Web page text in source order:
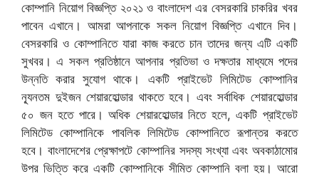
কোম্পানি নিয়োগ বিজ্ঞপ্তি ২০২১ ও বাংলাদেশ এর বেসরকারি চাকরির খবর
পাবেন এখানে। আমরা আপনাকে সকল নিয়োগ বিজ্ঞপ্তি এখানে দিব।
বেসরকারি ও কোম্পানিতে যারা কাজ করতে চান তাদের জন্য এটি একটি
সুখবর। এ সকল প্রতিষ্ঠানে আপনার প্রতিভা ও দক্ষতার মাধ্যমে পদের
উন্নতি করার সুযোগ থাকে। একটি প্রাইভেট লিমিটেড কোম্পানির
ন্যূনতম দুইজন শেয়ারহোল্ডার থাকতে হবে। এবং সর্বাধিক শেয়ারহোল্ডার
৫০ জন হতে পারে। অধিক শেয়ারহোল্ডার নিতে হলে, একটি প্রাইভেট
লিমিটেড কোম্পানিকে পাবলিক লিমিটেড কোম্পানিতে রূপান্তর করতে
হবে। বাংলাদেশের প্রেক্ষাপটে কোম্পানির সদস্য সংখ্যা এবং অবকাঠামোর
উপর ভিত্তি করে একটি কোম্পানিকে সীমিত কোম্পানি বলা হয়। আরো